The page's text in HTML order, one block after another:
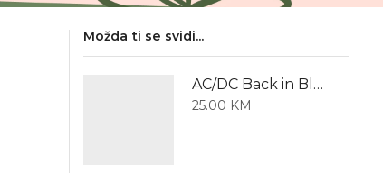
Možda ti se svidi...
AC/DC Back in Black - Kratki rukav
25.00 KM